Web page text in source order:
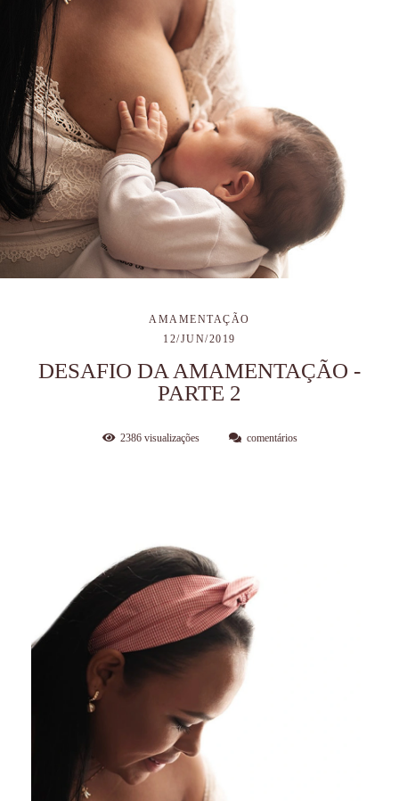
AMAMENTAÇÃO
12/JUN/2019
DESAFIO DA AMAMENTAÇÃO -
PARTE 2
2386visualizações comentários